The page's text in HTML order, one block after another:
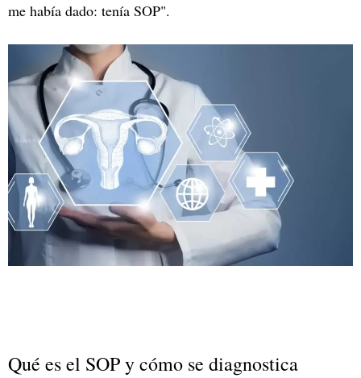
me había dado: tenía SOP".
Qué es el SOP y cómo se diagnostica